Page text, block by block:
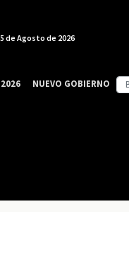
de Agosto de 2026
NUEVO GOBIERNO